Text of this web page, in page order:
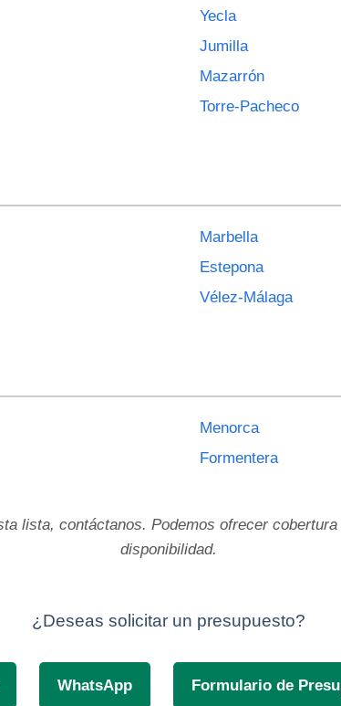
Yecla
Jumilla
Mazarrón
Torre-Pacheco
Marbella
Estepona
Vélez-Málaga
Menorca
Formentera
lista, contáctanos. Podemos ofrecer
disponibilidad.
¿Deseas solicitar un presupuesto?
WhatsApp Formulario de